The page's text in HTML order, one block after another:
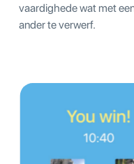
vaardighede wat met
ander te verwerf.